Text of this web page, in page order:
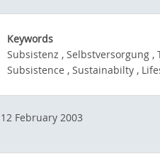
Keywords
Subsistenz , Selbstversorgung ,
Subsistence , Sustainabilty ,
12 February 2003